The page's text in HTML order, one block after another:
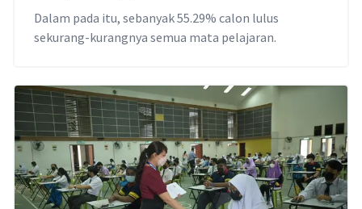
Dalam pada itu, sebanyak 55.29% calon lulus
sekurang-kurangnya semua mata pelajaran.